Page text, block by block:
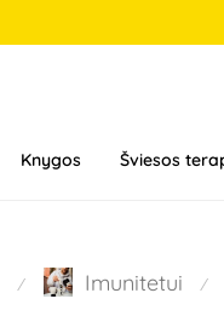
Knygos Šviesos
⁄ Imunitetui ⁄